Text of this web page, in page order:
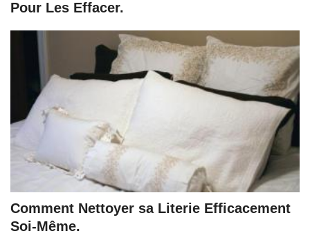
Pour Les Effacer.
Comment Nettoyer sa Literie Efficacement
Soi-Même.